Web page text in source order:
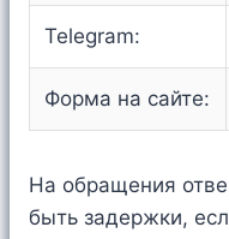
Telegram:
Форма на сайте:
На обращения
быть задержки,